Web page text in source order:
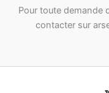
Pour toute demande
contacter sur